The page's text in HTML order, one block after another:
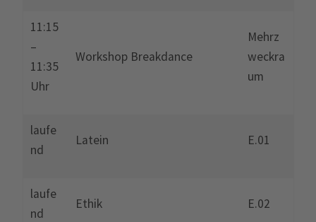
11:15
–
11:35
Uhr
Workshop Breakdance
Mehrz
weckra
um
laufe
nd
Latein E.01
laufe
nd
Ethik E.02